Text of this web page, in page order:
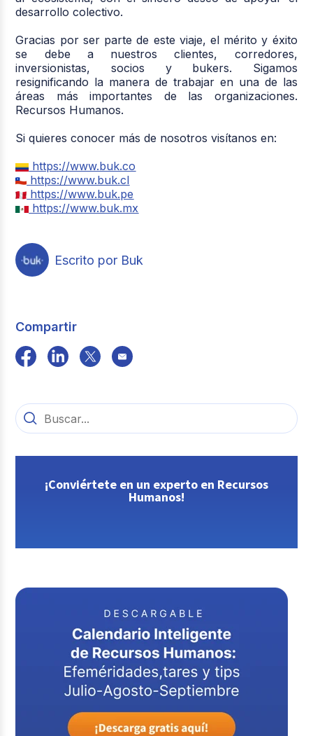
desarrollo colectivo.
Gracias por ser parte de este viaje, el mérito y éxito
se debe a nuestros clientes, corredores,
inversionistas, socios y bukers. Sigamos
resignificando la manera de trabajar en una de las
áreas más importantes de las organizaciones.
Recursos Humanos.
Si quieres conocer más de nosotros visítanos en:
https://www.buk.co
https://www.buk.cl
https://www.buk.pe
https://www.buk.mx
Escrito por Buk
Compartir
¡Conviértete en un experto en Recursos
Humanos!